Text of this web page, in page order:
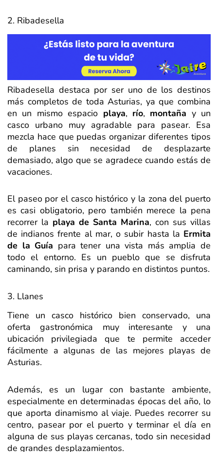
2. Ribadesella
Ribadesella destaca por ser uno de los destinos
más completos de toda Asturias, ya que combina
en un mismo espacio playa, río, montaña y un
casco urbano muy agradable para pasear. Esa
mezcla hace que puedas organizar diferentes tipos
de planes sin necesidad de desplazarte
demasiado, algo que se agradece cuando estás de
vacaciones.
El paseo por el casco histórico y la zona del puerto
es casi obligatorio, pero también merece la pena
recorrer la playa de Santa Marina, con sus villas
de indianos frente al mar, o subir hasta la Ermita
de la Guía para tener una vista más amplia de
todo el entorno. Es un pueblo que se disfruta
caminando, sin prisa y parando en distintos puntos.
3. Llanes
Tiene un casco histórico bien conservado, una
oferta gastronómica muy interesante y una
ubicación privilegiada que te permite acceder
fácilmente a algunas de las mejores playas de
Asturias.
Además, es un lugar con bastante ambiente,
especialmente en determinadas épocas del año, lo
que aporta dinamismo al viaje. Puedes recorrer su
centro, pasear por el puerto y terminar el día en
alguna de sus playas cercanas, todo sin necesidad
de grandes desplazamientos.